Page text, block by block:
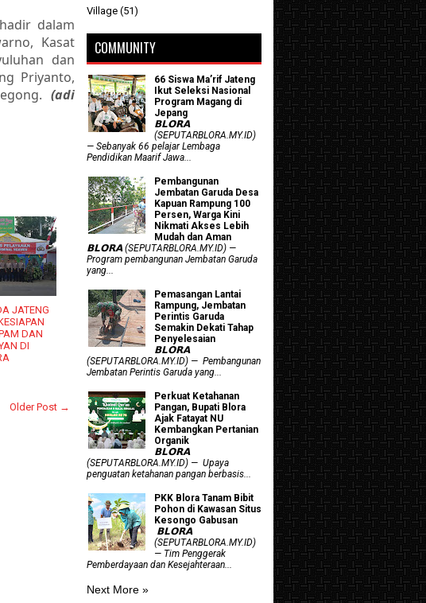
dalam
Kasat
dan
Priyanto,
(adi
JATENG
DAN
DI
Older Post →
Village (51)
COMMUNITY
66 Siswa Ma’rif Jateng
Ikut Seleksi Nasional
Program Magang di
Jepang
𝗕𝗟𝗢𝗥𝗔
(SEPUTARBLORA.MY.ID)
— Sebanyak 66 pelajar Lembaga
Pendidikan Maarif Jawa...
Pembangunan
Jembatan Garuda Desa
Kapuan Rampung 100
Persen, Warga Kini
Nikmati Akses Lebih
Mudah dan Aman
𝗕𝗟𝗢𝗥𝗔 (SEPUTARBLORA.MY.ID) —
Program pembangunan Jembatan Garuda
yang...
Pemasangan Lantai
Rampung, Jembatan
Perintis Garuda
Semakin Dekati Tahap
Penyelesaian
𝗕𝗟𝗢𝗥𝗔
(SEPUTARBLORA.MY.ID) — Pembangunan
Jembatan Perintis Garuda yang...
​Perkuat Ketahanan
Pangan, Bupati Blora
Ajak Fatayat NU
Kembangkan Pertanian
Organik
𝗕𝗟𝗢𝗥𝗔
(SEPUTARBLORA.MY.ID) — Upaya
penguatan ketahanan pangan berbasis...
PKK Blora Tanam Bibit
Pohon di Kawasan Situs
Kesongo Gabusan
‎ 𝗕𝗟𝗢𝗥𝗔
(SEPUTARBLORA.MY.ID)
— Tim Penggerak
Pemberdayaan dan Kesejahteraan...
Next More »